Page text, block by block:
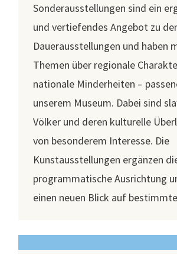
Sonderausstellungen sind ein
und vertiefendes Angebot zu
Dauerausstellungen und haben
Themen über regionale
nationale Minderheiten –
unserem Museum. Dabei sind
Völker und deren kulturelle
von besonderem Interesse. Die
Kunstausstellungen ergänzen
programmatische Ausrichtung
einen neuen Blick auf